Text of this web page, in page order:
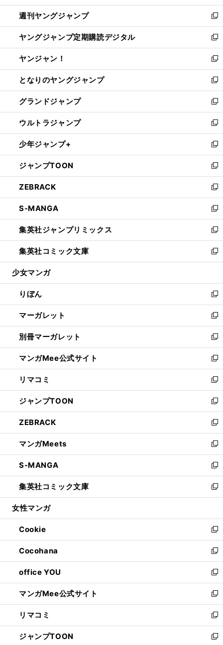
開
く
ウ
で
開
く
ン
ド
ウ
で
開
く
ウ
ィ
ン
ド
ウ
で
開
く
週刊ヤングジャンプ
新
し
い
ウ
ィ
ン
ド
ウ
で
開
く
ヤングジャンプ定期購読デジタル
新
し
い
ウ
ィ
ン
ド
ウ
で
開
く
ヤンジャン！
新
し
い
ウ
ィ
ン
ド
ウ
で
開
く
となりのヤングジャンプ
新
し
い
ウ
ィ
ン
ド
ウ
で
開
く
グランドジャンプ
新
し
い
ウ
ィ
ン
ド
ウ
で
開
く
ウルトラジャンプ
新
し
い
ウ
ィ
ン
ド
ウ
で
開
く
少年ジャンプ+
新
し
い
ウ
ィ
ン
ド
ウ
で
開
く
ジャンプTOON
新
し
い
ウ
ィ
ン
ド
ウ
で
開
ZEBRACK
新
し
い
ウ
ィ
ン
ド
ウ
開
く
S-MANGA
新
し
い
ウ
ィ
ン
ウ
で
開
く
集英社ジャンプリミックス
新
し
い
ウ
ン
ド
ウ
で
開
く
集英社コミック文庫
新
し
ウ
ィ
ン
ド
ウ
で
開
く
少女マンガ
りぼん
新
し
い
ウ
ィ
ン
ド
ウ
で
開
く
マーガレット
新
し
い
ウ
ィ
ン
ド
ウ
で
開
く
別冊マーガレット
新
し
い
ウ
ィ
ン
ド
ウ
で
開
く
マンガMee公式サイト
新
し
い
ウ
ィ
ン
ド
ウ
で
開
く
リマコミ
新
し
い
ウ
ィ
ン
ド
ウ
で
開
く
ジャンプTOON
新
し
い
ウ
ィ
ン
ド
ウ
で
開
ZEBRACK
新
し
い
ウ
ィ
ン
ド
ウ
開
く
マンガMeets
新
し
い
ウ
ィ
ン
ウ
で
開
く
S-MANGA
新
し
い
ウ
ン
ド
ウ
で
開
く
集英社コミック文庫
新
し
ウ
ィ
ン
ド
ウ
で
開
く
女性マンガ
Cookie
新
し
い
ウ
ィ
ン
ド
ウ
で
開
く
Cocohana
新
し
い
ウ
ィ
ン
ド
ウ
で
office YOU
新
し
い
ウ
ィ
ン
ド
マンガMee公式サイト
新
し
い
ウ
ィ
リマコミ
新
し
い
ジャンプTOON
新